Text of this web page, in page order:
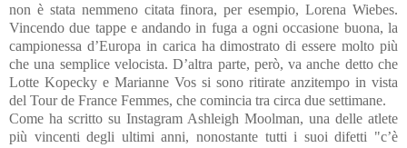
non è stata nemmeno citata finora, per esempio, Lorena Wiebes.
Vincendo due tappe e andando in fuga a ogni occasione buona, la
campionessa d’Europa in carica ha dimostrato di essere molto più
che una semplice velocista. D’altra parte, però, va anche detto che
Lotte Kopecky e Marianne Vos si sono ritirate anzitempo in vista
del Tour de France Femmes, che comincia tra circa due settimane.
Come ha scritto su Instagram Ashleigh Moolman, una delle atlete
più vincenti degli ultimi anni, nonostante tutti i suoi difetti "c’è